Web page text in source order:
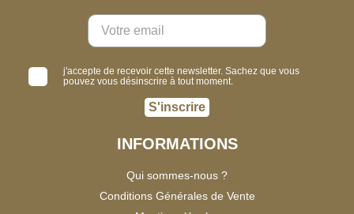
j'accepte de recevoir cette newsletter. Sachez que vous
pouvez vous désinscrire à tout moment.
S'inscrire
INFORMATIONS
Qui sommes-nous ?
Conditions Générales de Vente